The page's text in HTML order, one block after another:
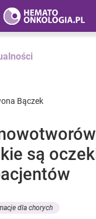
Bączek
są
dla chorych